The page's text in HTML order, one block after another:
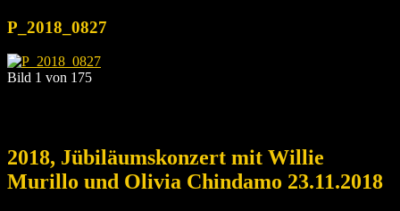
P_2018_0827
Bild 1 von 175
2018, Jübiläumskonzert mit Willie
Murillo und Olivia Chindamo 23.11.2018